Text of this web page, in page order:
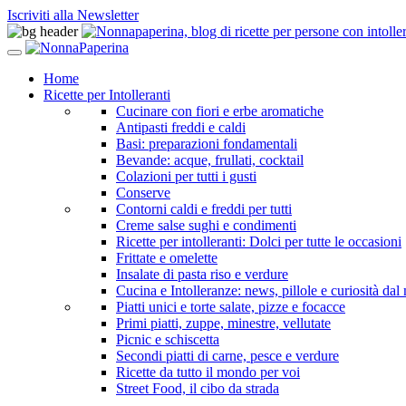
Iscriviti alla Newsletter
Home
Ricette per Intolleranti
Cucinare con fiori e erbe aromatiche
Antipasti freddi e caldi
Basi: preparazioni fondamentali
Bevande: acque, frullati, cocktail
Colazioni per tutti i gusti
Conserve
Contorni caldi e freddi per tutti
Creme salse sughi e condimenti
Ricette per intolleranti: Dolci per tutte le occasioni
Frittate e omelette
Insalate di pasta riso e verdure
Cucina e Intolleranze: news, pillole e curiosità dal
Piatti unici e torte salate, pizze e focacce
Primi piatti, zuppe, minestre, vellutate
Picnic e schiscetta
Secondi piatti di carne, pesce e verdure
Ricette da tutto il mondo per voi
Street Food, il cibo da strada